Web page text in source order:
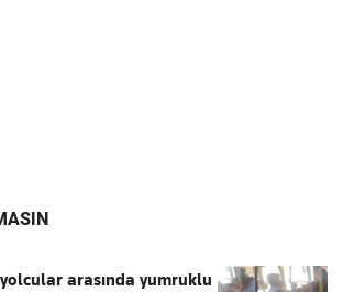
arasında yumruklu